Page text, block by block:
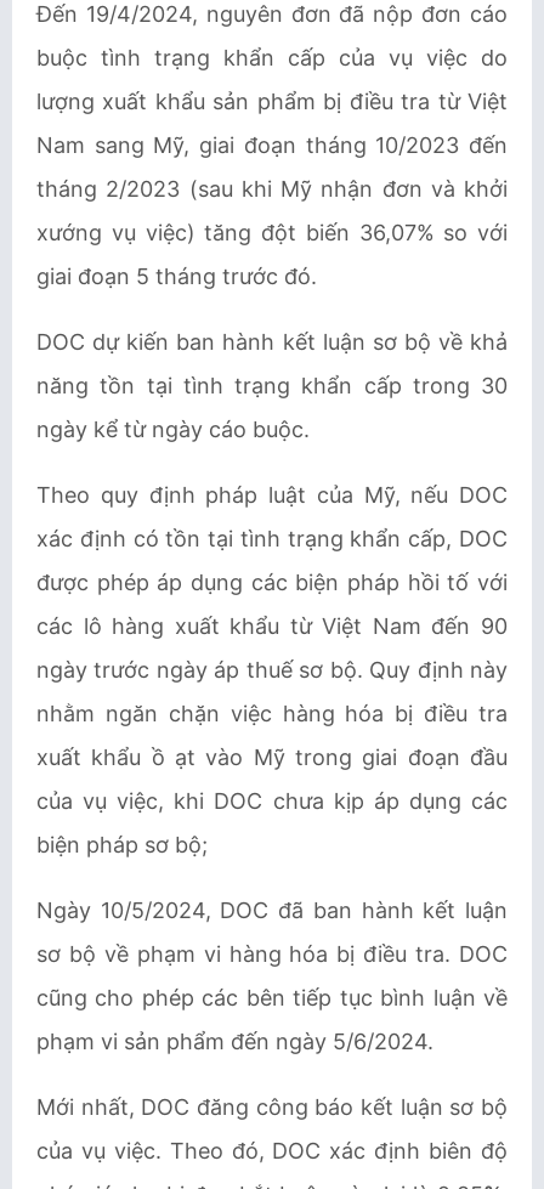
Đến 19/4/2024, nguyên đơn đã nộp đơn cáo
buộc tình trạng khẩn cấp của vụ việc do
lượng xuất khẩu sản phẩm bị điều tra từ Việt
Nam sang Mỹ, giai đoạn tháng 10/2023 đến
tháng 2/2023 (sau khi Mỹ nhận đơn và khởi
xướng vụ việc) tăng đột biến 36,07% so với
giai đoạn 5 tháng trước đó.
DOC dự kiến ban hành kết luận sơ bộ về khả
năng tồn tại tình trạng khẩn cấp trong 30
ngày kể từ ngày cáo buộc.
Theo quy định pháp luật của Mỹ, nếu DOC
xác định có tồn tại tình trạng khẩn cấp, DOC
được phép áp dụng các biện pháp hồi tố với
các lô hàng xuất khẩu từ Việt Nam đến 90
ngày trước ngày áp thuế sơ bộ. Quy định này
nhằm ngăn chặn việc hàng hóa bị điều tra
xuất khẩu ồ ạt vào Mỹ trong giai đoạn đầu
của vụ việc, khi DOC chưa kịp áp dụng các
biện pháp sơ bộ;
Ngày 10/5/2024, DOC đã ban hành kết luận
sơ bộ về phạm vi hàng hóa bị điều tra. DOC
cũng cho phép các bên tiếp tục bình luận về
phạm vi sản phẩm đến ngày 5/6/2024.
Mới nhất, DOC đăng công báo kết luận sơ bộ
của vụ việc. Theo đó, DOC xác định biên độ